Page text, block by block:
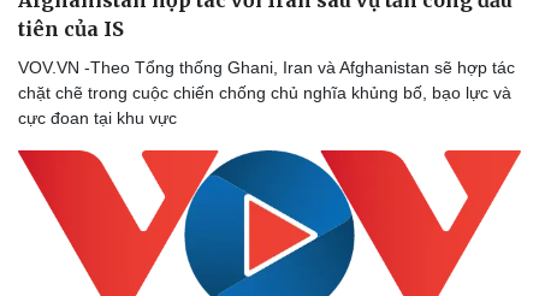
tiên của IS
VOV.VN -Theo Tổng thống Ghani, Iran và Afghanistan sẽ hợp tác
chặt chẽ trong cuộc chiến chống chủ nghĩa khủng bố, bạo lực và
cực đoan tại khu vực